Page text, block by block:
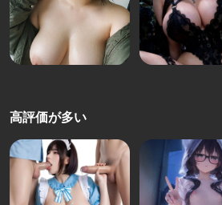
高評価が多い